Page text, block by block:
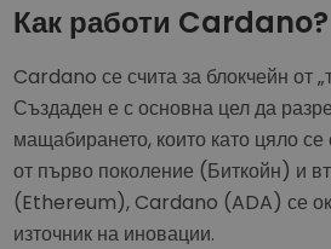
Как работи Cardano?
Cardano се счита за блокчейн от
Създаден е с основна цел да
мащабирането, които като цяло се
от първо поколение (Биткойн) и
(Ethereum), Cardano (ADA) се
източник на иновации.